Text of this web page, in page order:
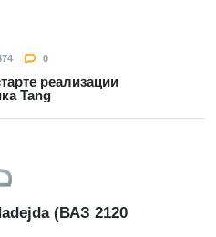
0
реализации
Tang
(ВАЗ 2120